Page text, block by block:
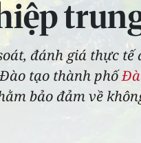
đánh giá thực
Đào tạo thành phố
bảo đảm về